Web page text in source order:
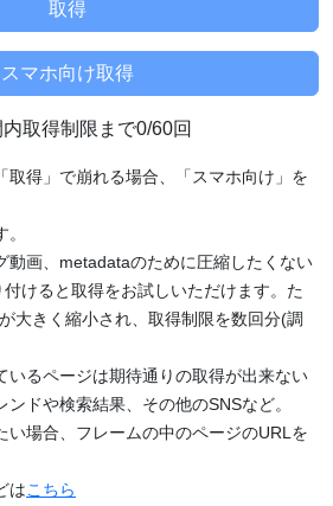
取得制限まで0/60回
取得」で崩れる場合、「スマホ向け」を
動画、metadataのために圧縮したくない
けると取得をお試しいただけます。た
大きく縮小され、取得制限を数回分(調
いるページは期待通りの取得が出来ない
ドや検索結果、その他のSNSなど。
い場合、フレームの中のページのURLを
はこちら